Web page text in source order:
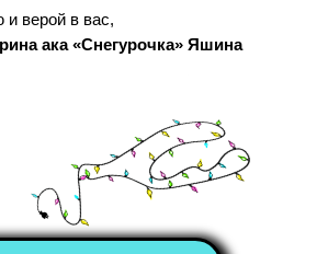
верой в вас,
ака «Снегурочка» Яшина